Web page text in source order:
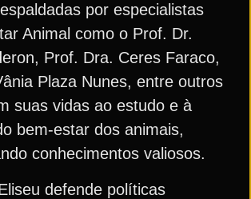
por especialistas
Animal como o Prof. Dr.
Prof. Dra. Ceres Faraco,
Plaza Nunes, entre outros
suas vidas ao estudo e à
bem-estar dos animais,
conhecimentos valiosos.
defende políticas